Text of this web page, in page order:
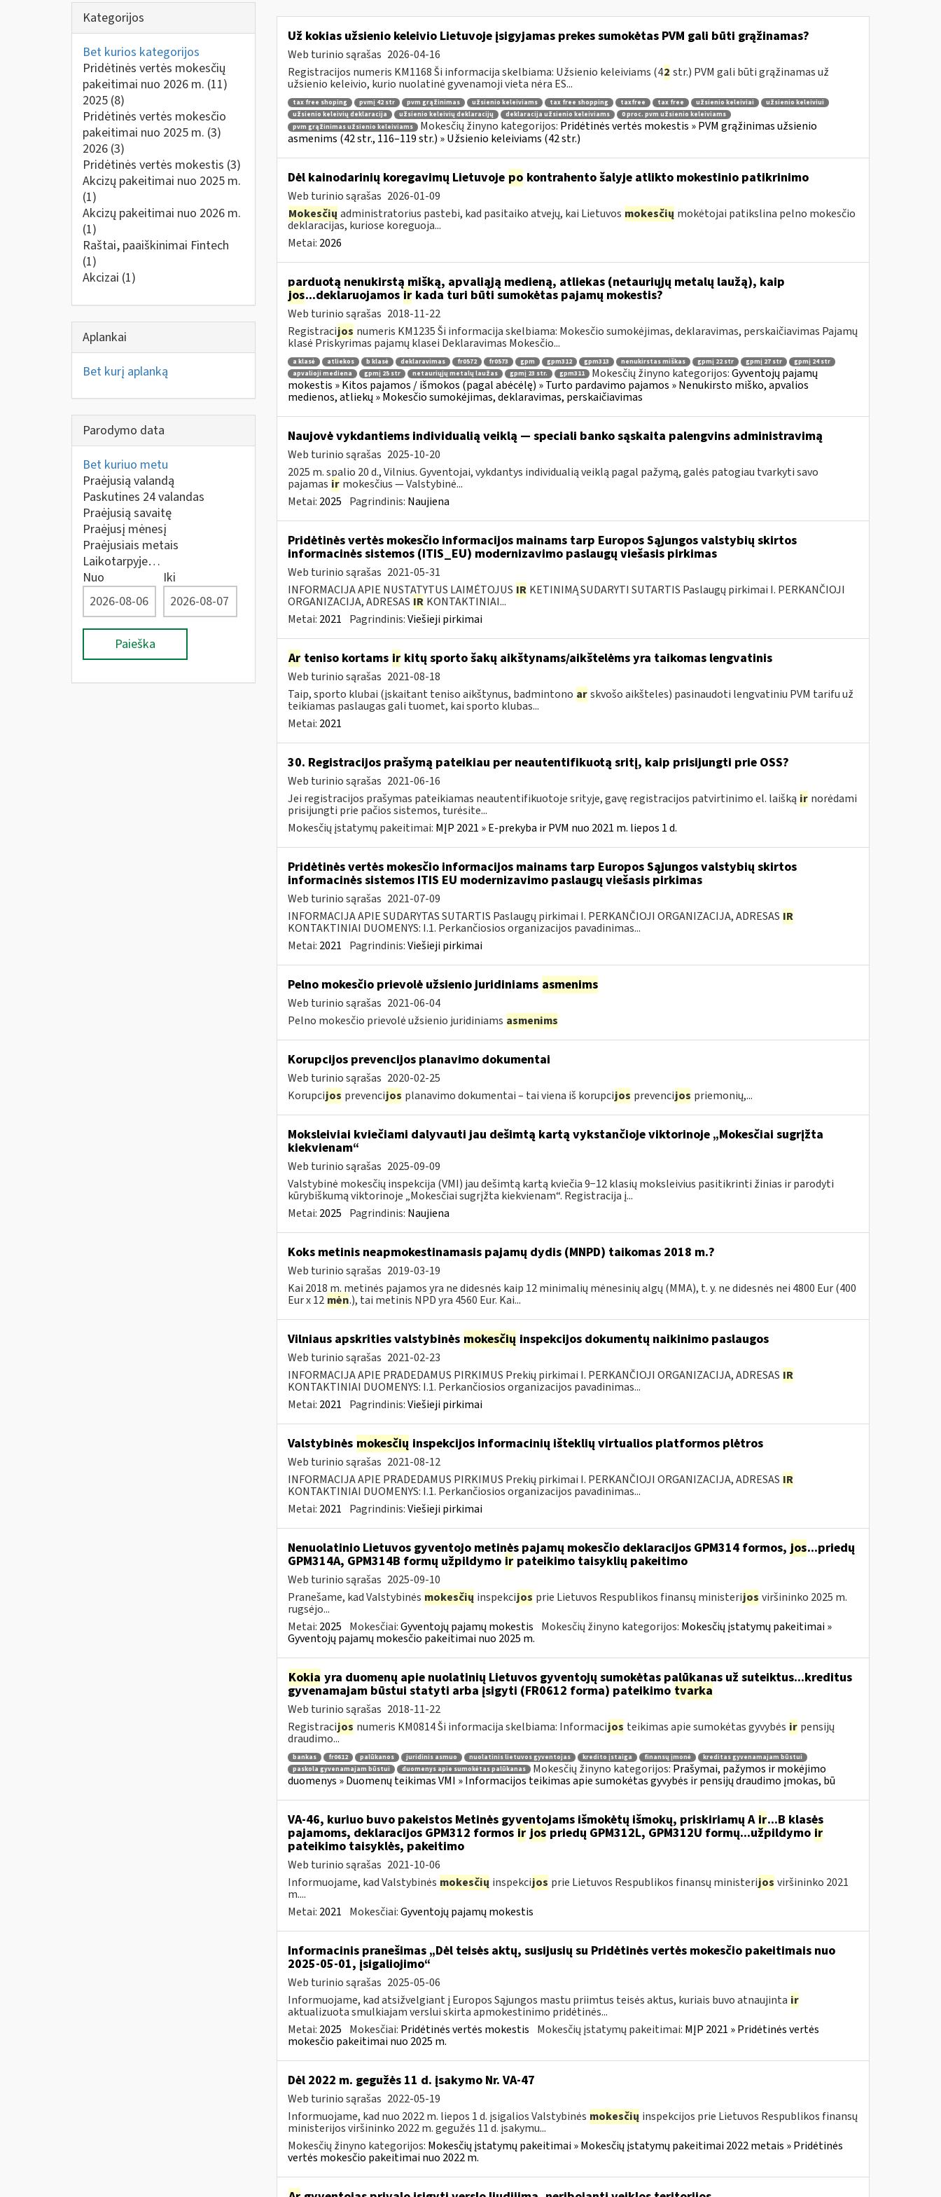
Kategorijos
Bet kurios kategorijos
Pridėtinės vertės mokesčių
pakeitimai nuo 2026 m. (11)
2025 (8)
Pridėtinės vertės mokesčio
pakeitimai nuo 2025 m. (3)
2026 (3)
Pridėtinės vertės mokestis (3)
Akcizų pakeitimai nuo 2025 m.
(1)
Akcizų pakeitimai nuo 2026 m.
(1)
Raštai, paaiškinimai Fintech
(1)
Akcizai (1)
Aplankai
Bet kurį aplanką
Parodymo data
Bet kuriuo metu
Praėjusią valandą
Paskutines 24 valandas
Praėjusią savaitę
Praėjusį mėnesį
Praėjusiais metais
Laikotarpyje…
Nuo
Iki
Paieška
Už kokias užsienio keleivio Lietuvoje įsigyjamas prekes sumokėtas PVM gali būti grąžinamas?
Web turinio sąrašas 2026-04-16
Registracijos numeris KM1168 Ši informacija skelbiama: Užsienio keleiviams (42 str.) PVM gali būti grąžinamas už
užsienio keleivio, kurio nuolatinė gyvenamoji vieta nėra ES...
tax free shoping pvmį 42 str pvm grąžinimas užsienio keleiviams tax free shopping taxfree tax free užsienio keleiviai
užsienio keleiviui
užsienio keleivių deklaracija
užsienio keleivių deklaracijų deklaracija užsienio keleiviams
0 proc. pvm užsienio keleiviams
pvm grąžinimas užsienio keleiviams
Mokesčių žinyno kategorijos: Pridėtinės vertės mokestis » PVM grąžinimas užsienio
asmenims (42 str., 116–119 str.) » Užsienio keleiviams (42 str.)
Dėl kainodarinių koregavimų Lietuvoje po kontrahento šalyje atlikto mokestinio patikrinimo
Web turinio sąrašas 2026-01-09
Mokesčių administratorius pastebi, kad pasitaiko atvejų, kai Lietuvos mokesčių mokėtojai patikslina pelno mokesčio
deklaracijas, kuriose koreguoja...
Metai: 2026
parduotą nenukirstą mišką, apvaliąją medieną, atliekas (netauriųjų metalų laužą), kaip
jos...deklaruojamos irkada turi būti sumokėtas pajamų mokestis?
Web turinio sąrašas 2018-11-22
Registracijos numeris KM1235 Ši informacija skelbiama: Mokesčio sumokėjimas, deklaravimas, perskaičiavimas Pajamų
klasė Priskyrimas pajamų klasei Deklaravimas Mokesčio...
a klasė atliekos b klasė deklaravimas fr0572 fr0573 gpm gpm312 gpm313 nenukirstas miškas gpmį 22 str gpmį 27 str
gpmį 24 str
apvalioji mediena
gpmį 25 str netauriųjų metalų laužas gpmį 23 str. gpm311 Mokesčių žinyno kategorijos:Gyventojų pajamų
mokestis » Kitos pajamos / išmokos (pagal abėcėlę) » Turto pardavimo pajamos » Nenukirsto miško, apvalios
medienos, atliekų » Mokesčio sumokėjimas, deklaravimas, perskaičiavimas
Naujovė vykdantiems individualią veiklą — speciali banko sąskaita palengvins administravimą
Web turinio sąrašas 2025-10-20
2025 m. spalio 20 d., Vilnius. Gyventojai, vykdantys individualią veiklą pagal pažymą, galės patogiau tvarkyti savo
pajamas ir mokesčius — Valstybinė...
Metai: 2025 Pagrindinis: Naujiena
Pridėtinės vertės mokesčio informacijos mainams tarp Europos Sąjungos valstybių skirtos
informacinės sistemos (ITIS_EU) modernizavimo paslaugų viešasis pirkimas
Web turinio sąrašas 2021-05-31
INFORMACIJA APIE NUSTATYTUS LAIMĖTOJUS IR KETINIMĄ SUDARYTI SUTARTIS Paslaugų pirkimai I. PERKANČIOJI
ORGANIZACIJA, ADRESAS IR KONTAKTINIAI...
Metai: 2021 Pagrindinis:Viešieji pirkimai
Arteniso kortams irkitų sporto šakų aikštynams/aikštelėms yra taikomas lengvatinis
Web turinio sąrašas 2021-08-18
Taip, sporto klubai (įskaitant teniso aikštynus, badmintono ar skvošo aikšteles) pasinaudoti lengvatiniu PVM tarifu už
teikiamas paslaugas gali tuomet, kai sporto klubas...
Metai: 2021
30. Registracijos prašymą pateikiau per neautentifikuotą sritį, kaip prisijungti prie OSS?
Web turinio sąrašas 2021-06-16
Jei registracijos prašymas pateikiamas neautentifikuotoje srityje, gavę registracijos patvirtinimo el. laišką ir norėdami
prisijungti prie pačios sistemos, turėsite...
Mokesčių įstatymų pakeitimai: MĮP 2021 » E-prekyba ir PVM nuo 2021 m. liepos 1 d.
Pridėtinės vertės mokesčio informacijos mainams tarp Europos Sąjungos valstybių skirtos
informacinės sistemos ITIS EU modernizavimo paslaugų viešasis pirkimas
Web turinio sąrašas 2021-07-09
INFORMACIJA APIE SUDARYTAS SUTARTIS Paslaugų pirkimai I. PERKANČIOJI ORGANIZACIJA, ADRESAS IR
KONTAKTINIAI DUOMENYS: I.1. Perkančiosios organizacijos pavadinimas...
Metai: 2021 Pagrindinis:Viešieji pirkimai
Pelno mokesčio prievolė užsienio juridiniams asmenims
Web turinio sąrašas 2021-06-04
Pelno mokesčio prievolė užsienio juridiniams asmenims
Korupcijos prevencijos planavimo dokumentai
Web turinio sąrašas 2020-02-25
Korupcijos prevencijos planavimo dokumentai – tai viena iš korupcijos prevencijos priemonių,...
Moksleiviai kviečiami dalyvauti jau dešimtą kartą vykstančioje viktorinoje „Mokesčiai sugrįžta
kiekvienam“
Web turinio sąrašas 2025-09-09
Valstybinė mokesčių inspekcija (VMI) jau dešimtą kartą kviečia 9−12 klasių moksleivius pasitikrinti žinias ir parodyti
kūrybiškumą viktorinoje „Mokesčiai sugrįžta kiekvienam“. Registracija į...
Metai: 2025 Pagrindinis: Naujiena
Koks metinis neapmokestinamasis pajamų dydis (MNPD) taikomas 2018 m.?
Web turinio sąrašas 2019-03-19
Kai 2018 m. metinės pajamos yra ne didesnės kaip 12 minimalių mėnesinių algų (MMA), t. y. ne didesnės nei 4800 Eur (400
Eur x 12 mėn.), tai metinis NPD yra 4560 Eur. Kai...
Vilniaus apskrities valstybinės mokesčių inspekcijos dokumentų naikinimo paslaugos
Web turinio sąrašas 2021-02-23
INFORMACIJA APIE PRADEDAMUS PIRKIMUS Prekių pirkimai I. PERKANČIOJI ORGANIZACIJA, ADRESAS IR
KONTAKTINIAI DUOMENYS: I.1. Perkančiosios organizacijos pavadinimas...
Metai: 2021 Pagrindinis:Viešieji pirkimai
Valstybinės mokesčių inspekcijos informacinių išteklių virtualios platformos plėtros
Web turinio sąrašas 2021-08-12
INFORMACIJA APIE PRADEDAMUS PIRKIMUS Prekių pirkimai I. PERKANČIOJI ORGANIZACIJA, ADRESAS IR
KONTAKTINIAI DUOMENYS: I.1. Perkančiosios organizacijos pavadinimas...
Metai: 2021 Pagrindinis:Viešieji pirkimai
Nenuolatinio Lietuvos gyventojo metinės pajamų mokesčio deklaracijos GPM314 formos, jos...priedų
GPM314A, GPM314B formų užpildymo irpateikimo taisyklių pakeitimo
Web turinio sąrašas 2025-09-10
Pranešame, kad Valstybinės mokesčių inspekcijos prie Lietuvos Respublikos finansų ministerijos viršininko 2025 m.
rugsėjo...
Metai: 2025 Mokesčiai:Gyventojų pajamų mokestis Mokesčių žinyno kategorijos: Mokesčių įstatymų pakeitimai »
Gyventojų pajamų mokesčio pakeitimai nuo 2025 m.
Kokia yra duomenų apie nuolatinių Lietuvos gyventojų sumokėtas palūkanas už suteiktus...kreditus
gyvenamajam būstui statyti arba įsigyti (FR0612 forma) pateikimo tvarka
Web turinio sąrašas 2018-11-22
Registracijos numeris KM0814 Ši informacija skelbiama: Informacijos teikimas apie sumokėtas gyvybės ir pensijų
draudimo...
bankas fr0612 palūkanos juridinis asmuo nuolatinis lietuvos gyventojas kredito įstaiga finansų įmonė
kreditas gyvenamajam būstui
paskola gyvenamajam būstui
duomenys apie sumokėtas palūkanas Mokesčių žinyno kategorijos: Prašymai, pažymos ir mokėjimo
duomenys » Duomenų teikimas VMI » Informacijos teikimas apie sumokėtas gyvybės ir pensijų draudimo įmokas, bū
VA-46, kuriuo buvo pakeistos Metinės gyventojams išmokėtų išmokų, priskiriamų A ir...B klasės
pajamoms, deklaracijos GPM312 formos ir jos priedų GPM312L, GPM312U formų...užpildymo ir
pateikimo taisyklės, pakeitimo
Web turinio sąrašas 2021-10-06
Informuojame, kad Valstybinės mokesčių inspekcijos prie Lietuvos Respublikos finansų ministerijos viršininko 2021
m....
Metai: 2021 Mokesčiai:Gyventojų pajamų mokestis
Informacinis pranešimas „Dėl teisės aktų, susijusių su Pridėtinės vertės mokesčio pakeitimais nuo
2025-05-01, įsigaliojimo“
Web turinio sąrašas 2025-05-06
Informuojame, kad atsižvelgiant į Europos Sąjungos mastu priimtus teisės aktus, kuriais buvo atnaujinta ir
aktualizuota smulkiajam verslui skirta apmokestinimo pridėtinės...
Metai: 2025 Mokesčiai: Pridėtinės vertės mokestis Mokesčių įstatymų pakeitimai: MĮP 2021 » Pridėtinės vertės
mokesčio pakeitimai nuo 2025 m.
Dėl 2022 m. gegužės 11 d. įsakymo Nr. VA-47
Web turinio sąrašas 2022-05-19
Informuojame, kad nuo 2022 m. liepos 1 d. įsigalios Valstybinės mokesčių inspekcijos prie Lietuvos Respublikos finansų
ministerijos viršininko 2022 m. gegužės 11 d. įsakymu...
Mokesčių žinyno kategorijos: Mokesčių įstatymų pakeitimai » Mokesčių įstatymų pakeitimai 2022 metais » Pridėtinės
vertės mokesčio pakeitimai nuo 2022 m.